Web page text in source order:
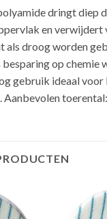
dringt diep
en verwijdert
als droog worden
op chemie
gebruik ideaal